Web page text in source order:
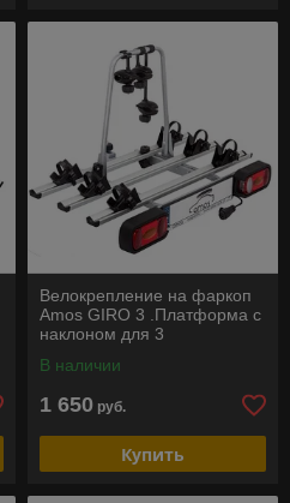
Велокрепление на фаркоп
Amos GIRO 3 .Платформа с
наклоном для 3
В наличии
1 650 руб.
Купить